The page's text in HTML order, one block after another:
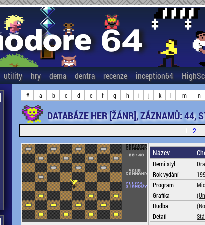
utility hry dema dentra recenze inception64
# a b c d e f g h i j k l m n
DATABÁZE HER [ŽÁNR], ZÁZNAMŮ: 44,
2
Název
Herní styl
Rok vydání
Program
Grafika
Hudba
Detail